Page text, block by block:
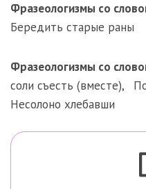
Фразеологизмы со
Бередить старые раны
Фразеологизмы со
соли съесть (вместе),
Несолоно хлебавши